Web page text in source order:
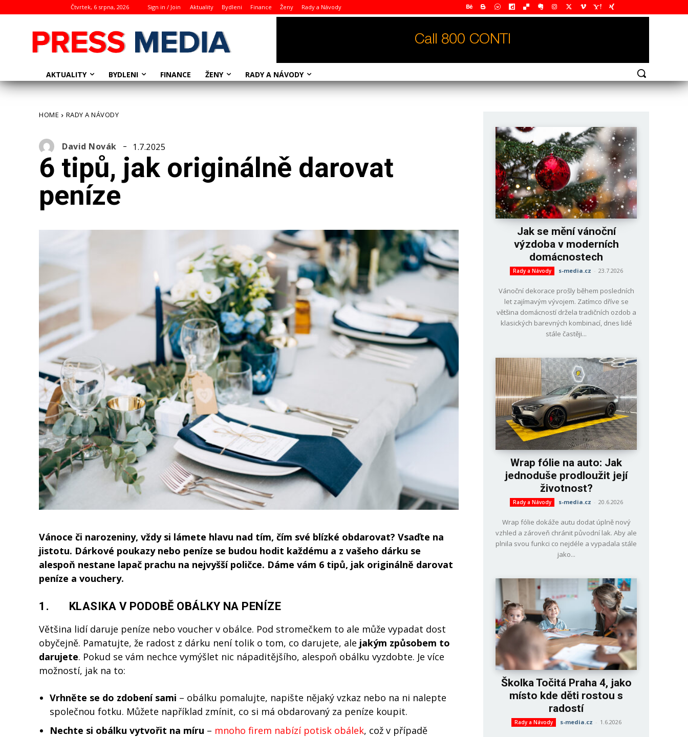
Čtvrtek, 6 srpna, 2026 Sign in / Join Aktuality Bydleni Finance Ženy Rady a Návody
AKTUALITY BYDLENI FINANCE ŽENY RADY A NÁVODY
HOME RADY A NÁVODY
David Novák 1.7.2025
6 tipů, jak originálně darovat
peníze
Vánoce či narozeniny, vždy si lámete hlavu nad tím, čím své blízké obdarovat? Vsaďte na
jistotu. Dárkové poukazy nebo peníze se budou hodit každému a z vašeho dárku se
alespoň nestane lapač prachu na nejvyšší poličce. Dáme vám 6 tipů, jak originálně darovat
peníze a vouchery.
1. KLASIKA V PODOBĚ OBÁLKY NA PENÍZE
Většina lidí daruje peníze nebo voucher v obálce. Pod stromečkem to ale může vypadat dost
obyčejně. Pamatujte, že radost z dárku není tolik o tom, co darujete, ale jakým způsobem to
darujete. Pokud se vám nechce vymýšlet nic nápaditějšího, alespoň obálku vyzdobte. Je více
možností, jak na to:
Vrhněte se do zdobení sami – obálku pomalujte, napište nějaký vzkaz nebo na ni nalepte
společnou fotku. Můžete například zmínit, co si má obdarovaný za peníze koupit.
Nechte si obálku vytvořit na míru – mnoho firem nabízí potisk obálek, což v případě
Jak se mění vánoční
výzdoba v moderních
domácnostech
Rady a Návody s-media.cz - 23.7.2026
Vánoční dekorace prošly během posledních
let zajímavým vývojem. Zatímco dříve se
většina domácností držela tradičních ozdob a
klasických barevných kombinací, dnes lidé
stále častěji...
Wrap fólie na auto: Jak
jednoduše prodloužit její
životnost?
Rady a Návody s-media.cz - 20.6.2026
Wrap fólie dokáže autu dodat úplně nový
vzhled a zároveň chránit původní lak. Aby ale
plnila svou funkci co nejdéle a vypadala stále
jako...
Školka Točitá Praha 4, jako
místo kde děti rostou s
radostí
Rady a Návody s-media.cz - 1.6.2026